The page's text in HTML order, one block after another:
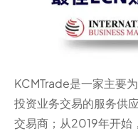
KCMTrade是一家主要
投资业务交易的服务供
交易商；从2019年开始